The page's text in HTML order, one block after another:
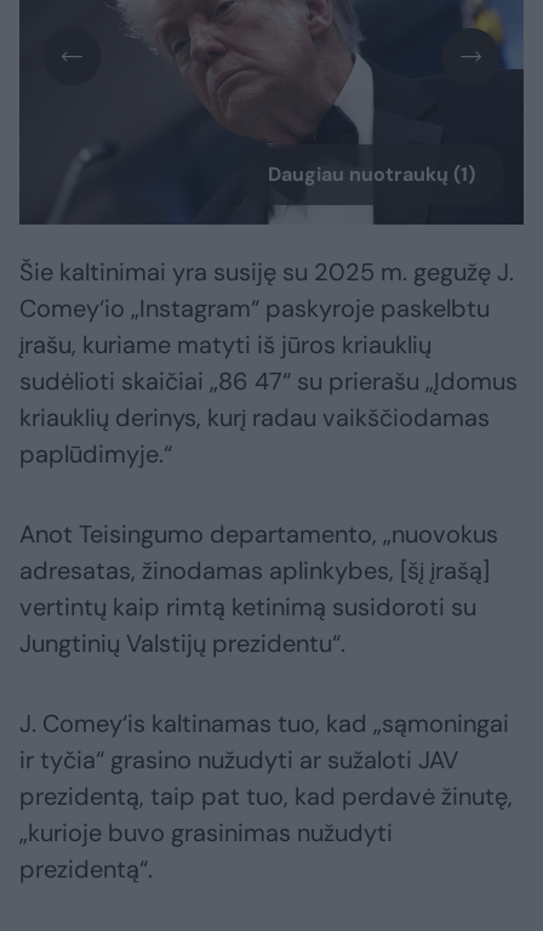
Daugiau nuotraukų (1)
Šie kaltinimai yra susiję su 2025 m. gegužę J.
Comey‘io „Instagram“ paskyroje paskelbtu
įrašu, kuriame matyti iš jūros kriauklių
sudėlioti skaičiai „86 47“ su prierašu „Įdomus
kriauklių derinys, kurį radau vaikščiodamas
paplūdimyje.“
Anot Teisingumo departamento, „nuovokus
adresatas, žinodamas aplinkybes, [šį įrašą]
vertintų kaip rimtą ketinimą susidoroti su
Jungtinių Valstijų prezidentu“.
J. Comey‘is kaltinamas tuo, kad „sąmoningai
ir tyčia“ grasino nužudyti ar sužaloti JAV
prezidentą, taip pat tuo, kad perdavė žinutę,
„kurioje buvo grasinimas nužudyti
prezidentą“.